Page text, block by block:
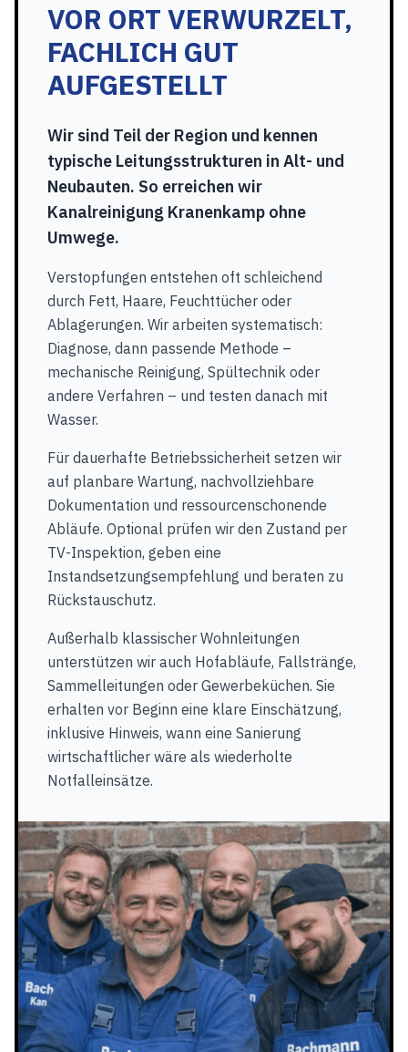
VOR ORT VERWURZELT,
FACHLICH GUT
AUFGESTELLT
Wir sind Teil der Region und kennen
typische Leitungsstrukturen in Alt- und
Neubauten. So erreichen wir
Kanalreinigung Kranenkamp ohne
Umwege.
Verstopfungen entstehen oft schleichend
durch Fett, Haare, Feuchttücher oder
Ablagerungen. Wir arbeiten systematisch:
Diagnose, dann passende Methode –
mechanische Reinigung, Spültechnik oder
andere Verfahren – und testen danach mit
Wasser.
Für dauerhafte Betriebssicherheit setzen wir
auf planbare Wartung, nachvollziehbare
Dokumentation und ressourcenschonende
Abläufe. Optional prüfen wir den Zustand per
TV-Inspektion, geben eine
Instandsetzungsempfehlung und beraten zu
Rückstauschutz.
Außerhalb klassischer Wohnleitungen
unterstützen wir auch Hofabläufe, Fallstränge,
Sammelleitungen oder Gewerbeküchen. Sie
erhalten vor Beginn eine klare Einschätzung,
inklusive Hinweis, wann eine Sanierung
wirtschaftlicher wäre als wiederholte
Notfalleinsätze.